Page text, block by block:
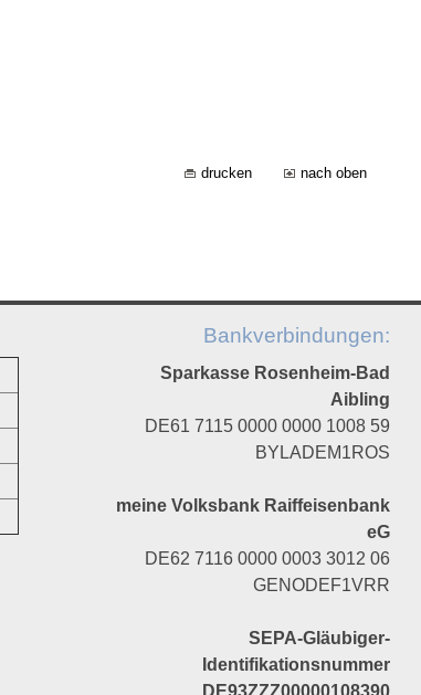
drucken nach oben
Bankverbindungen:
Sparkasse Rosenheim-Bad
Aibling
DE61 7115 0000 0000 1008 59
BYLADEM1ROS
meine Volksbank Raiffeisenbank
eG
DE62 7116 0000 0003 3012 06
GENODEF1VRR
SEPA-Gläubiger-
Identifikationsnummer
DE93ZZZ00000108390